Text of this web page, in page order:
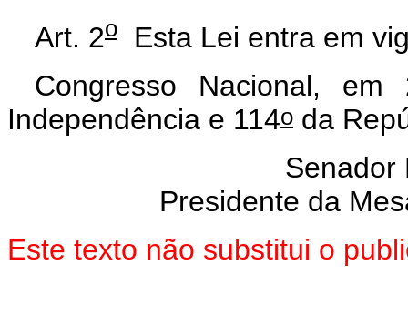
Art. 2o Esta Lei entra em
Congresso Nacional,
Independência e 114o da
Senador
Presidente da
Este texto não substitui o